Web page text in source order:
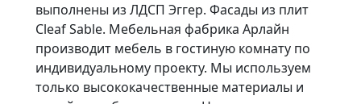
выполнены из ЛДСП Эггер. Фасады из плит
Cleaf Sable. Мебельная фабрика Арлайн
производит мебель в гостиную комнату по
индивидуальному проекту. Мы используем
только высококачественные материалы и